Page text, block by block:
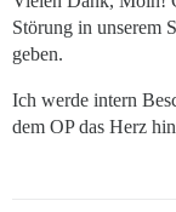
Störung in unserem
geben.
Ich werde intern
dem OP das Herz